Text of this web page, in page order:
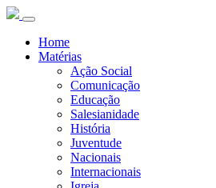
Home
Matérias
Ação Social
Comunicação
Educação
Salesianidade
História
Juventude
Nacionais
Internacionais